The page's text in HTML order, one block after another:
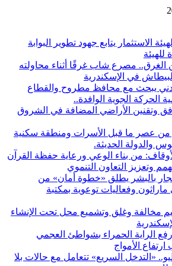
الاستثمار يتابع جهود تطوير البوابة
للهيئة
من الغرق.. مصرع شاب غرقًا أثناء محاولته
في الإسكندرية
يبحث مع محافظ مطروح والقطاع
الحركة الجوية الوافدة..
وتقنين الأراضي المضافة في الشروق
من عصر ما قبل الأسرات ومنطقة سكنية
والدولة الحديثة.
من بناء الوعي ورعاية حفظة القرآن
وتعزيز التعاون التنموي
بالبشر يطلق «خطوة أمان» من
ماراثون وفعاليات توعوية بمكتبة
مخالفة وغلق وتشميع محل تحت الإنشاء
الراية الحمراء بشواطئ العجمي
الأمواج
يوليو.. «التدخل السريع» تتعامل مع حالات بلا